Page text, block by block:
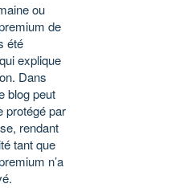
ou
de
été
explique
Dans
blog peut
protégé par
rendant
tant que
n’a